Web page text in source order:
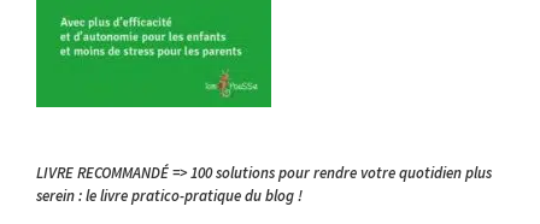
LIVRE RECOMMANDÉ => 100 solutions pour rendre votre quotidien plus
serein : le livre pratico-pratique du blog !